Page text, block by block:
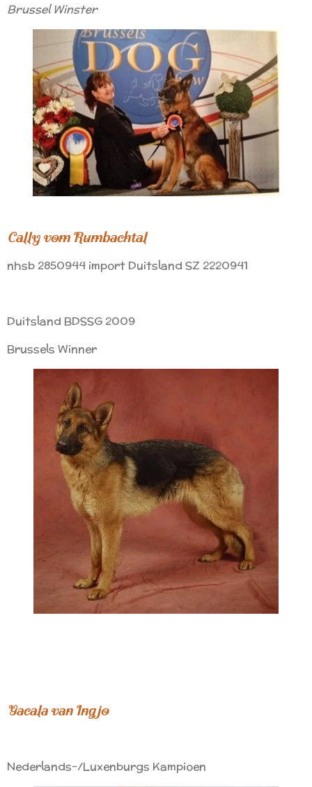
Brussel Winster
Cally vom Rumbachtal
nhsb 2850944 import Duitsland SZ 2220941
Duitsland BDSSG 2009
Brussels Winner
Yacala van Ingjo
Nederlands-/Luxenburgs Kampioen